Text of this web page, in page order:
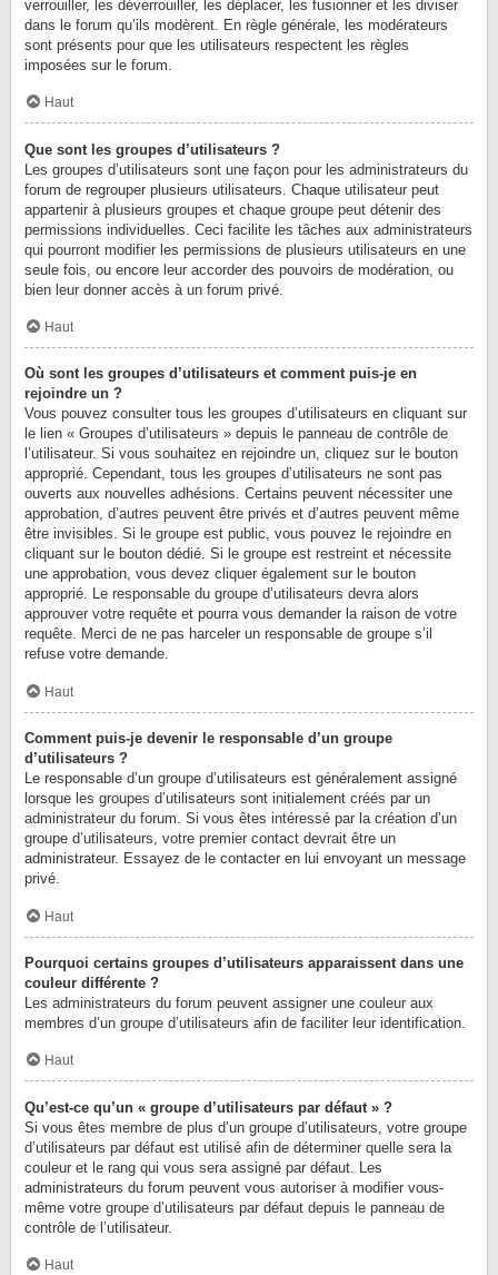
verrouiller, les déverrouiller, les déplacer, les fusionner et les diviser
dans le forum qu’ils modèrent. En règle générale, les modérateurs
sont présents pour que les utilisateurs respectent les règles
imposées sur le forum.
Haut
Que sont les groupes d’utilisateurs ?
Les groupes d’utilisateurs sont une façon pour les administrateurs du
forum de regrouper plusieurs utilisateurs. Chaque utilisateur peut
appartenir à plusieurs groupes et chaque groupe peut détenir des
permissions individuelles. Ceci facilite les tâches aux administrateurs
qui pourront modifier les permissions de plusieurs utilisateurs en une
seule fois, ou encore leur accorder des pouvoirs de modération, ou
bien leur donner accès à un forum privé.
Haut
Où sont les groupes d’utilisateurs et comment puis-je en
rejoindre un ?
Vous pouvez consulter tous les groupes d’utilisateurs en cliquant sur
le lien « Groupes d’utilisateurs » depuis le panneau de contrôle de
l’utilisateur. Si vous souhaitez en rejoindre un, cliquez sur le bouton
approprié. Cependant, tous les groupes d’utilisateurs ne sont pas
ouverts aux nouvelles adhésions. Certains peuvent nécessiter une
approbation, d’autres peuvent être privés et d’autres peuvent même
être invisibles. Si le groupe est public, vous pouvez le rejoindre en
cliquant sur le bouton dédié. Si le groupe est restreint et nécessite
une approbation, vous devez cliquer également sur le bouton
approprié. Le responsable du groupe d’utilisateurs devra alors
approuver votre requête et pourra vous demander la raison de votre
requête. Merci de ne pas harceler un responsable de groupe s’il
refuse votre demande.
Haut
Comment puis-je devenir le responsable d’un groupe
d’utilisateurs ?
Le responsable d’un groupe d’utilisateurs est généralement assigné
lorsque les groupes d’utilisateurs sont initialement créés par un
administrateur du forum. Si vous êtes intéressé par la création d’un
groupe d’utilisateurs, votre premier contact devrait être un
administrateur. Essayez de le contacter en lui envoyant un message
privé.
Haut
Pourquoi certains groupes d’utilisateurs apparaissent dans une
couleur différente ?
Les administrateurs du forum peuvent assigner une couleur aux
membres d’un groupe d’utilisateurs afin de faciliter leur identification.
Haut
Qu’est-ce qu’un « groupe d’utilisateurs par défaut » ?
Si vous êtes membre de plus d’un groupe d’utilisateurs, votre groupe
d’utilisateurs par défaut est utilisé afin de déterminer quelle sera la
couleur et le rang qui vous sera assigné par défaut. Les
administrateurs du forum peuvent vous autoriser à modifier vous-
même votre groupe d’utilisateurs par défaut depuis le panneau de
contrôle de l’utilisateur.
Haut